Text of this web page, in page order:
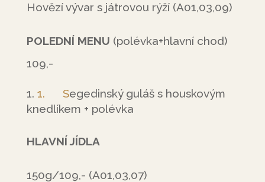
Hovězí vývar s játrovou rýží (A01,03,09)
POLEDNÍ MENU (polévka+hlavní chod)
109,-
1. Segedinský guláš s houskovým
knedlíkem + polévka
HLAVNÍ JÍDLA
150g/109,- (A01,03,07)